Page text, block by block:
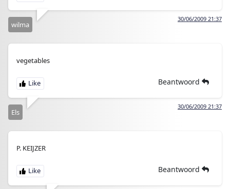
30/06/2009 21:37
wilma
vegetables
Beantwoord
30/06/2009 21:37
Els
P. KEIJZER
Beantwoord